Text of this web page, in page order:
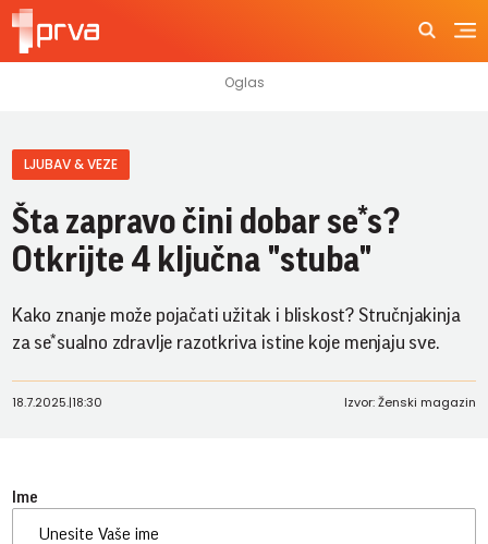
LJUBAV & VEZE
Šta zapravo čini dobar se*s?
Otkrijte 4 ključna "stuba"
Kako znanje može pojačati užitak i bliskost? Stručnjakinja
za se*sualno zdravlje razotkriva istine koje menjaju sve.
18.7.2025.|18:30 Izvor: Ženski magazin
Ime